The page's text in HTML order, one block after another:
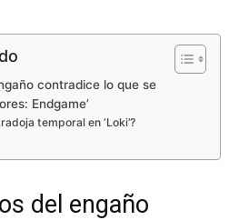
contradice lo que se
Endgame’
temporal en ‘Loki’?
del engaño